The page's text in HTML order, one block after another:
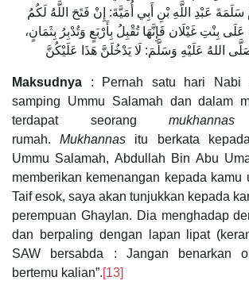
عَبْدِ اللَّهِ بْنِ أَبِي أُمَيَّةَ: إِنْ فَتَحَ اللَّهُ لَكُمُ
بِنْتِ غَيْلَان فَإِنَّهَا تُقْبِلُ بِأَرْبَعٍ وَتُدْبِرُ بِثَمَانٍ،
اللهُ عَلَيْهِ وَسَلَّمَ: لَا يَدْخُلَنَّ هَذَا عَلَيْكُنَّ
Maksudnya : Pernah satu hari Nabi
samping Ummu Salamah dan dalam
terdapat seorang mukhannas
rumah.Mukhannas itu berkata
Ummu Salamah, Abdullah Bin Abu
memberikan kemenangan kepada kamu
Taif esok, saya akan tunjukkan kepada
perempuan Ghaylan. Dia menghadap
dan berpaling dengan lapan lipat
SAW bersabda : Jangan benarkan
bertemu kalian”.[13]